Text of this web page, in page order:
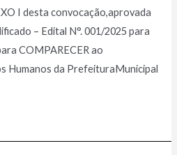
I desta convocação,aprovada
– Edital N°. 001/2025 para
COMPARECER ao
Humanos da PrefeituraMunicipal